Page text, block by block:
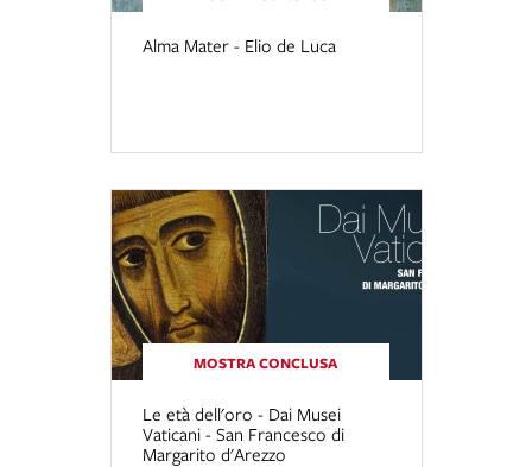
Alma Mater - Elio de Luca
MOSTRA CONCLUSA
Le età dell'oro - Dai Musei
Vaticani - San Francesco di
Margarito d'Arezzo